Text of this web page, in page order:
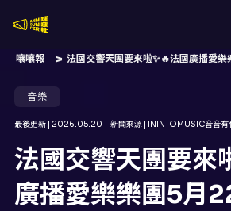
嚷嚷報 法國交響天團要來啦✨🔥法國廣播愛樂
音樂
最後更新 | 2026.05.20 新聞來源 | ININTOMUSIC音音有
法國交響天團要來
廣播愛樂樂團5月